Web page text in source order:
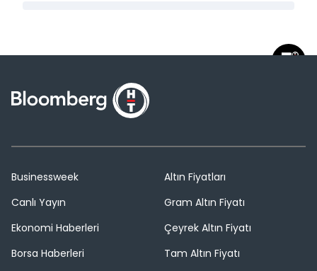
Businessweek
Canlı Yayın
Ekonomi Haberleri
Borsa Haberleri
Altın Fiyatları
Gram Altın Fiyatı
Çeyrek Altın Fiyatı
Tam Altın Fiyatı